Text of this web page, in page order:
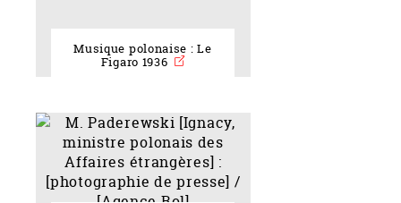
Musique polonaise : Le
Figaro 1936